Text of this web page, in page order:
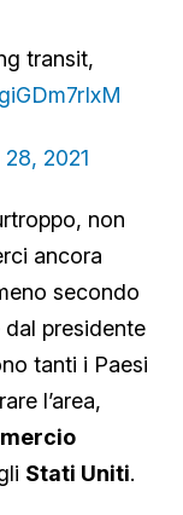
transit,
2021
non
ancora
secondo
presidente
tanti i Paesi
l’area,
Stati Uniti.